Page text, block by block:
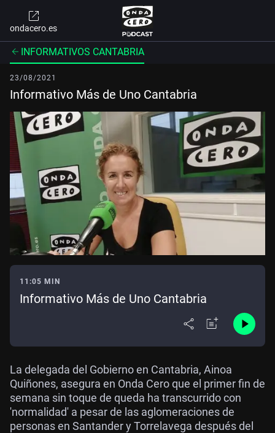
ondacero.es
INFORMATIVOS CANTABRIA
23/08/2021
Informativo Más de Uno Cantabria
11:05 MIN
Informativo Más de Uno Cantabria
La delegada del Gobierno en Cantabria, Ainoa
Quiñones, asegura en Onda Cero que el primer fin de
semana sin toque de queda ha transcurrido con
'normalidad' a pesar de las aglomeraciones de
personas en Santander y Torrelavega después del